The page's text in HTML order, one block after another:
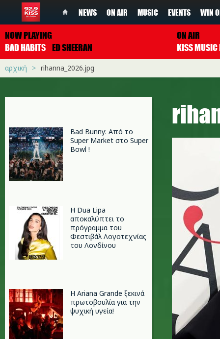
NEWS ON AIR MUSIC EVENTS WIN
NOW PLAYING
BAD HABITS ED SHEERAN
ON AIR
αρχική rihanna_2026.jpg
Bad Bunny: Από το
Super Market στο Super
Bowl !
Η Dua Lipa
αποκαλύπτει το
πρόγραμμα του
Φεστιβάλ Λογοτεχνίας
του Λονδίνου
Η Ariana Grande ξεκινά
πρωτοβουλία για την
ψυχική υγεία!